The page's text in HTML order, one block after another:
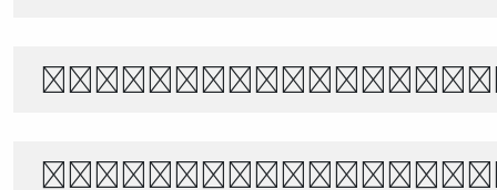
あきのよの つきにさびしき をがは
世界宇宙浩瀚無垠，科技創新永無止